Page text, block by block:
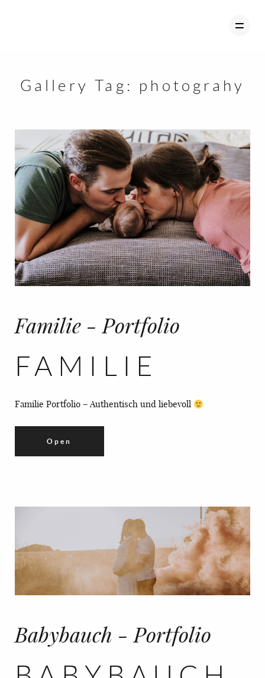
PORTFOLIO / MEINE ARBEIT
FAMILIE
BABYBAUCH
MR & MRS
COUPLES
PORTRAIT
HAUSTIER
KONTAKT
Gallery Tag: photograhy
Familie - Portfolio
FAMILIE
Familie Portfolio – Authentisch und liebevoll
Open
Babybauch - Portfolio